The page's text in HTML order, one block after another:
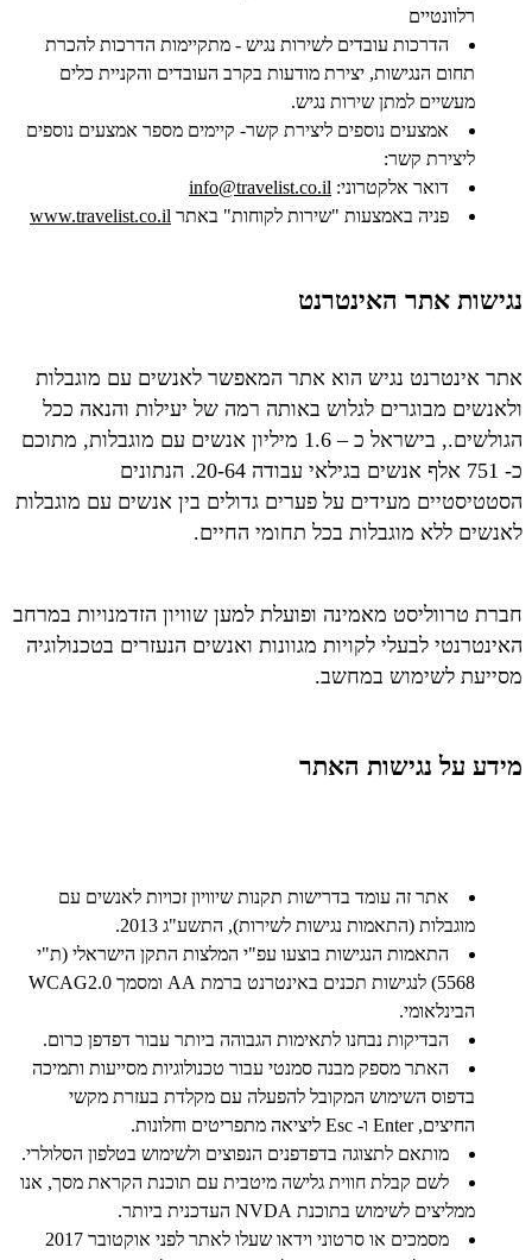
רלוונטיים
הדרכות עובדים לשירות נגיש - מתקיימות הדרכות להכרת
תחום הנגישות, יצירת מודעות בקרב העובדים והקניית כלים
מעשיים למתן שירות נגיש.
אמצעים נוספים ליצירת קשר- קיימים מספר אמצעים נוספים
ליצירת קשר:
דואר אלקטרוני: info@travelist.co.il
פניה באמצעות "שירות לקוחות" באתר www.travelist.co.il
נגישות אתר האינטרנט
אתר אינטרנט נגיש הוא אתר המאפשר לאנשים עם מוגבלות
ולאנשים מבוגרים לגלוש באותה רמה של יעילות והנאה ככל
הגולשים., בישראל כ – 1.6 מיליון אנשים עם מוגבלות, מתוכם
כ- 751 אלף אנשים בגילאי עבודה 20-64. הנתונים
הסטטיסטיים מעידים על פערים גדולים בין אנשים עם מוגבלות
לאנשים ללא מוגבלות בכל תחומי החיים.
חברת טרווליסט מאמינה ופועלת למען שוויון הזדמנויות במרחב
האינטרנטי לבעלי לקויות מגוונות ואנשים הנעזרים בטכנולוגיה
מסייעת לשימוש במחשב.
מידע על נגישות האתר
אתר זה עומד בדרישות תקנות שיוויון זכויות לאנשים עם
מוגבלות (התאמות נגישות לשירות), התשע"ג 2013.
התאמות הנגישות בוצעו עפ"י המלצות התקן הישראלי (ת"י
5568) לנגישות תכנים באינטרנט ברמת AA ומסמך WCAG2.0
הבינלאומי.
הבדיקות נבחנו לתאימות הגבוהה ביותר עבור דפדפן כרום.
האתר מספק מבנה סמנטי עבור טכנולוגיות מסייעות ותמיכה
בדפוס השימוש המקובל להפעלה עם מקלדת בעזרת מקשי
החיצים, Enter ו- Esc ליציאה מתפריטים וחלונות.
מותאם לתצוגה בדפדפנים הנפוצים ולשימוש בטלפון הסלולרי.
לשם קבלת חווית גלישה מיטבית עם תוכנת הקראת מסך, אנו
ממליצים לשימוש בתוכנת NVDA העדכנית ביותר.
מסמכים או סרטוני וידאו שעלו לאתר לפני אוקטובר 2017